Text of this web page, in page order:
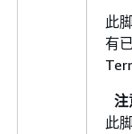
此
有
注
此